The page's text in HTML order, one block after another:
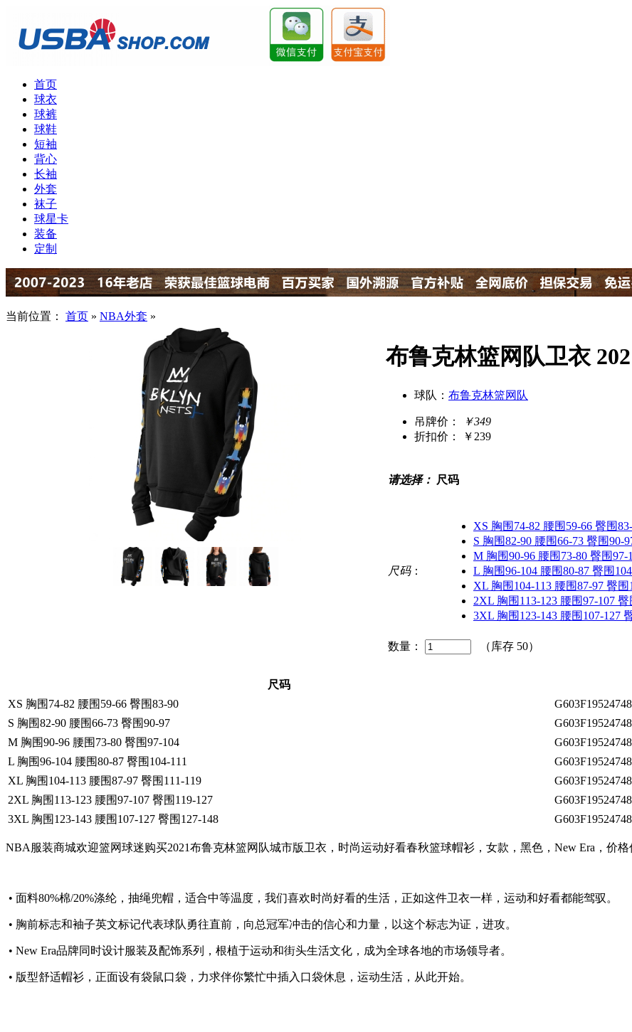
首页
球衣
球裤
球鞋
短袖
背心
长袖
外套
袜子
球星卡
装备
定制
当前位置： 首页 » NBA外套 »
布鲁克林篮网队卫衣
球队： 布鲁克林篮网队
吊牌价：
￥349
折扣价：
￥239
请选择： 尺码
尺码：
XS 胸围74-82 腰围59-66 臀围
S 胸围82-90 腰围66-73 臀围90-
M 胸围90-96 腰围73-80 臀围97-
L 胸围96-104 腰围80-87 臀围
XL 胸围104-113 腰围87-97 臀围
2XL 胸围113-123 腰围97-107 臀
3XL 胸围123-143 腰围107-127
数量： （库存 50）
尺码
XS 胸围74-82 腰围59-66 臀围83-90
S 胸围82-90 腰围66-73 臀围90-97
M 胸围90-96 腰围73-80 臀围97-104
L 胸围96-104 腰围80-87 臀围104-111
XL 胸围104-113 腰围87-97 臀围111-119
2XL 胸围113-123 腰围97-107 臀围119-127
3XL 胸围123-143 腰围107-127 臀围127-148
NBA服装商城欢迎篮网球迷购买2021布鲁克林篮网队城市版卫衣，时尚运动好看春秋篮球帽衫，女款，黑色，New Era，价格
• 面料80%棉/20%涤纶，抽绳兜帽，适合中等温度，我们喜欢时尚好看的生活，正如这件卫衣一样，运动和好看都能驾驭。
• 胸前标志和袖子英文标记代表球队勇往直前，向总冠军冲击的信心和力量，以这个标志为证，进攻。
• New Era品牌同时设计服装及配饰系列，根植于运动和街头生活文化，成为全球各地的市场领导者。
• 版型舒适帽衫，正面设有袋鼠口袋，力求伴你繁忙中插入口袋休息，运动生活，从此开始。